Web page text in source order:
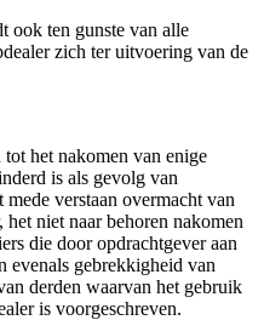
ook ten gunste van alle
zich ter uitvoering van de
het nakomen van enige
is als gevolg van
verstaan overmacht van
niet naar behoren nakomen
die door opdrachtgever aan
evenals gebrekkigheid van
derden waarvan het gebruik
is voorgeschreven.